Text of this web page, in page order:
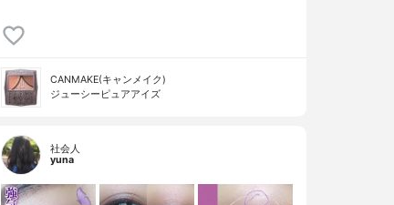
CANMAKE(キャンメイク)
ジューシーピュアアイズ
社会人
yuna